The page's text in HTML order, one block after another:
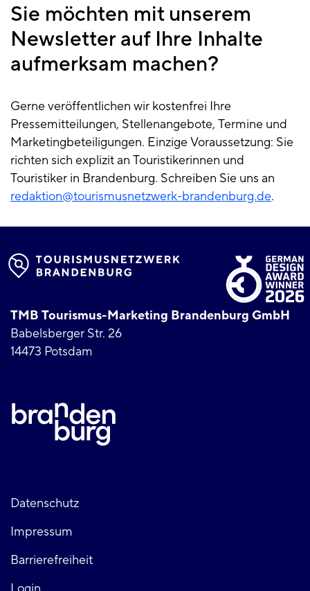
Sie möchten mit unserem
Newsletter auf Ihre Inhalte
aufmerksam machen?
Gerne veröffentlichen wir kostenfrei Ihre
Pressemitteilungen, Stellenangebote, Termine und
Marketingbeteiligungen. Einzige Voraussetzung: Sie
richten sich explizit an Touristikerinnen und
Touristiker in Brandenburg. Schreiben Sie uns an
redaktion@tourismusnetzwerk-brandenburg.de.
TMB Tourismus-Marketing Brandenburg GmbH
Babelsberger Str. 26
14473 Potsdam
Fußzeile
links
Datenschutz
Impressum
Barrierefreiheit